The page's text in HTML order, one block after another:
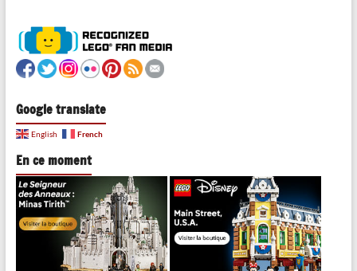
Google translate
English French
En ce moment